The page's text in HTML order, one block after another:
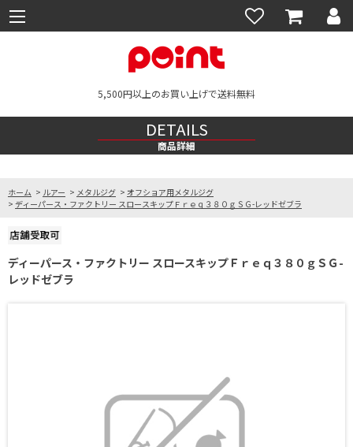
5,500円以上のお買い上げで送料無料
DETAILS
商品詳細
ホーム > ルアー > メタルジグ > オフショア用メタルジグ
> ディーパース・ファクトリー スロースキップＦｒｅｑ３８０ｇＳＧ-レッドゼブラ
ディーパース・ファクトリー スロースキップＦｒｅｑ３８０ｇＳＧ-
レッドゼブラ